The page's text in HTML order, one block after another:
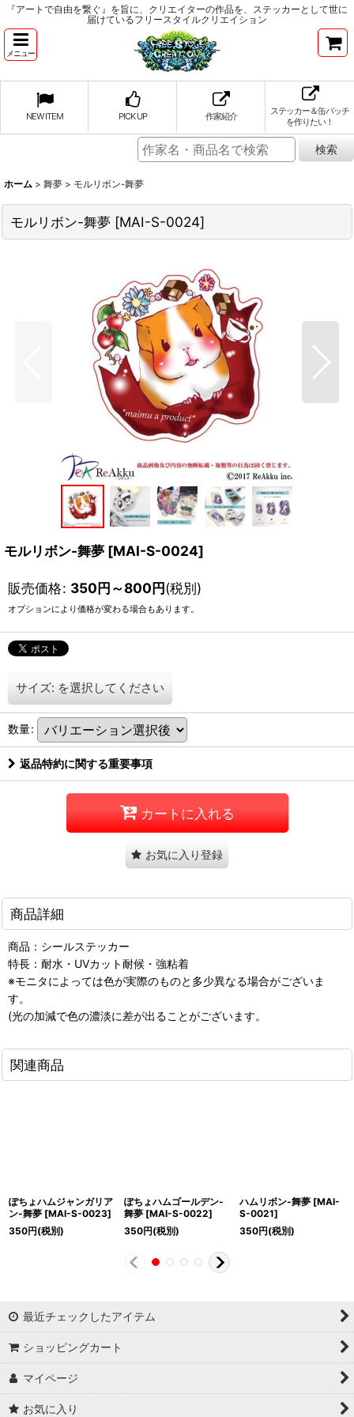
『アートで自由を繋ぐ』を旨に、クリエイターの作品を、ステッカーとして世に
届けているフリースタイルクリエイション
メニュー
NEW ITEM PICK UP 作家紹介
ステッカー＆缶バッチ
を作りたい！
ホーム > 舞夢 > モルリボン-舞夢
モルリボン-舞夢 [MAI-S-0024]
モルリボン-舞夢 [MAI-S-0024]
販売価格: 350円～800円(税別)
オプションにより価格が変わる場合もあります。
サイズ: を選択してください
数量:
返品特約に関する重要事項
カートに入れる
お気に入り登録
商品詳細
商品：シールステッカー
特長：耐水・UVカット耐候・強粘着
※モニタによっては色が実際のものと多少異なる場合がございま
す。
(光の加減で色の濃淡に差が出ることがございます。
関連商品
ぽちょハムジャンガリア
ン-舞夢 [MAI-S-0023]
350円(税別)
ぽちょハムゴールデン-
舞夢 [MAI-S-0022]
350円(税別)
ハムリボン-舞夢 [MAI-
S-0021]
350円(税別)
最近チェックしたアイテム
ショッピングカート
マイページ
お気に入り